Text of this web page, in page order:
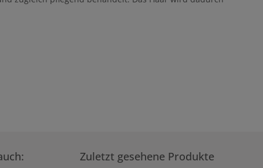
Zuletzt gesehene Produkte